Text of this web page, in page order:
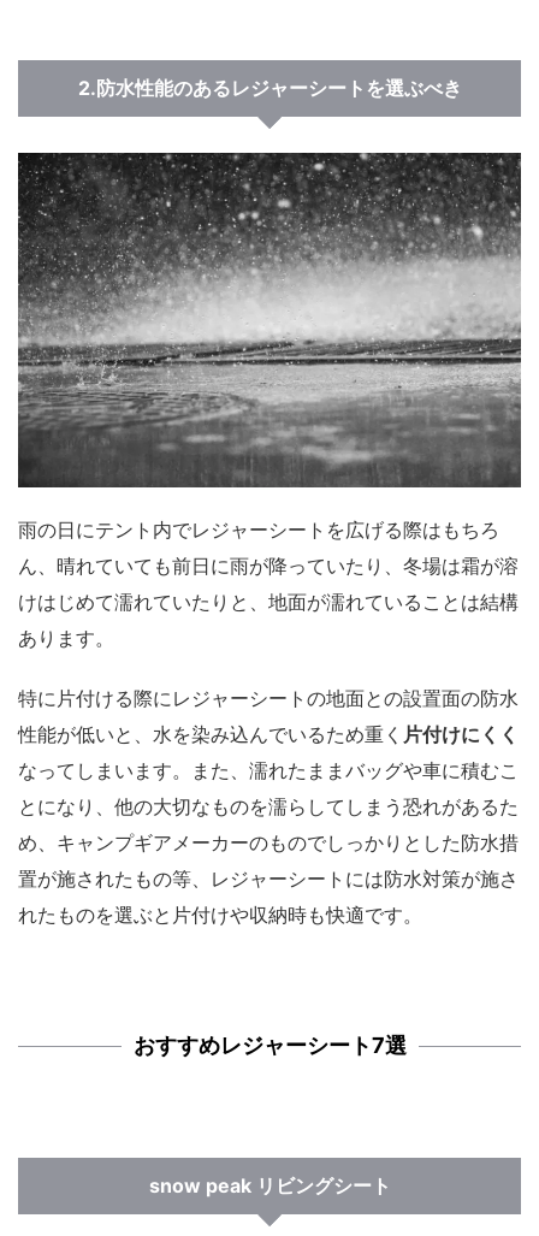
2.防水性能のあるレジャーシートを選ぶべき
雨の日にテント内でレジャーシートを広げる際はもちろ
ん、 晴れていても前日に雨が降っていたり、冬場は霜が溶
けはじめて濡れていたりと、地面が濡れていることは結構
あります。
特に片付ける際にレジャーシートの地面との設置面の防水
性能が低いと、水を染み込んでいるため重く 片付けにくく
なってしまいます。また、濡れたままバッグや車に積むこ
とになり、他の大切なものを濡らしてしまう恐れがあるた
め、キャンプギアメーカーのものでしっかりとした防水措
置が施されたもの等、レジャーシートには防水対策が施さ
れたものを選ぶと片付けや収納時も快適です。
おすすめレジャーシート7選
snow peak リビングシート